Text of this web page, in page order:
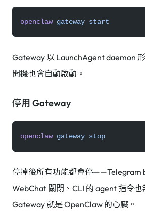
openclaw gateway start
Gateway 以 LaunchAgent daemon
開機也會自動啟動。
停用 Gateway
openclaw gateway stop
停掉後所有功能都會停——Telegram
WebChat 關閉、CLI 的 agent 指令也
Gateway 就是 OpenClaw 的心臟。